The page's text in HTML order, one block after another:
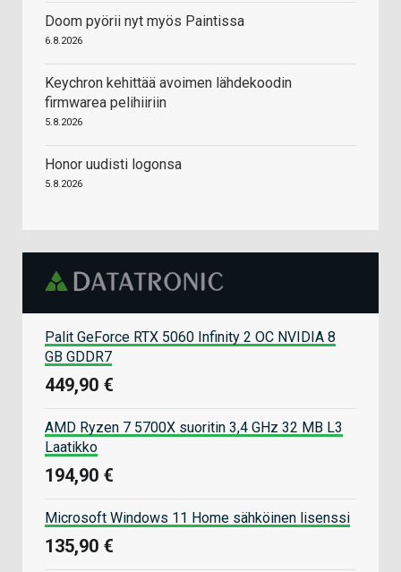
Doom pyörii nyt myös Paintissa
6.8.2026
Keychron kehittää avoimen lähdekoodin
firmwarea pelihiiriin
5.8.2026
Honor uudisti logonsa
5.8.2026
Palit GeForce RTX 5060 Infinity 2 OC NVIDIA 8
GB GDDR7
449,90 €
AMD Ryzen 7 5700X suoritin 3,4 GHz 32 MB L3
Laatikko
194,90 €
Microsoft Windows 11 Home sähköinen lisenssi
135,90 €